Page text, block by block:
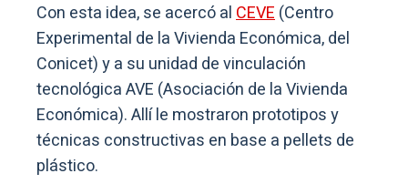
Con esta idea, se acercó alCEVE(Centro
Experimental de la Vivienda Económica, del
Conicet) y a su unidad de vinculación
tecnológica AVE (Asociación de la Vivienda
Económica). Allí le mostraron prototipos y
técnicas constructivas en base a pellets de
plástico.